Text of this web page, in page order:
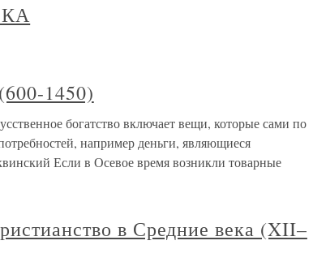
1450)
богатство включает вещи, которые сами по
например деньги, являющиеся
Если в Осевое время возникли товарные
в Средние века (XII–